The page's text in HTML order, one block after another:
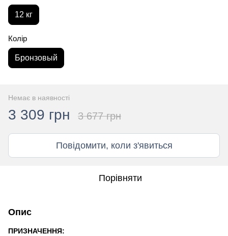
12 кг
Колір
Бронзовый
Немає в наявності
3 309 грн 3 677 грн
Повідомити, коли з'явиться
Порівняти
Опис
ПРИЗНАЧЕННЯ: